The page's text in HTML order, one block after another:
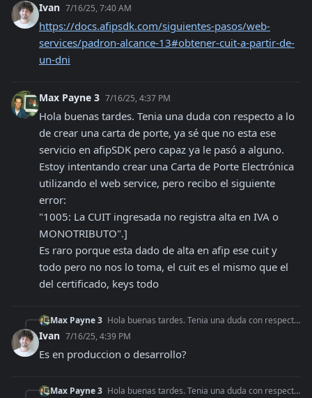
Ivan 7/16/25, 7:40 AM
https://docs.afipsdk.com/siguientes-pasos/web-
services/padron-alcance-13#obtener-cuit-a-partir-de-
un-dni
Max Payne 3 7/16/25, 4:37 PM
Hola buenas tardes. Tenia una duda con respecto a lo
de crear una carta de porte, ya sé que no esta ese
servicio en afipSDK pero capaz ya le pasó a alguno.
Estoy intentando crear una Carta de Porte Electrónica
utilizando el web service, pero recibo el siguiente
error:
"1005: La CUIT ingresada no registra alta en IVA o
MONOTRIBUTO".]
Es raro porque esta dado de alta en afip ese cuit y
todo pero no nos lo toma, el cuit es el mismo que el
del certificado, keys todo
Max Payne 3 Hola buenas tardes. Tenia una duda con respecto a lo de crear una carta de porte, ya sé que no esta ese servicio en afipSDK pero capaz ya le pasó a alguno. Esto
Ivan 7/16/25, 4:39 PM
Es en produccion o desarrollo?
Max Payne 3 Hola buenas tardes. Tenia una duda con respecto a lo de crear una carta de porte, ya sé que no esta ese servicio en afipSDK pero capaz ya le pasó a alguno. Esto